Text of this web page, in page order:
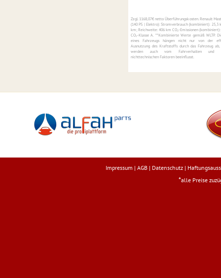
Zzgl. 1168,07€ netto Überführungskosten. Renault
(140 PS | Elektro): Stromverbrauch (kombiniert): 25,3
km; Reichweite: 406 km CO₂-Emissionen
CO₂-Klasse A. **Kombinierte Werte gemäß WLTP.
eines Fahrzeugs hängen nicht nur von der
Ausnutzung des Kraftstoffs durch das Fahrzeug ab,
werden auch vom Fahrverhalten und
nichttechnischen Faktoren beeinflusst.
Impressum | AGB | Datenschutz |
*alle Preise